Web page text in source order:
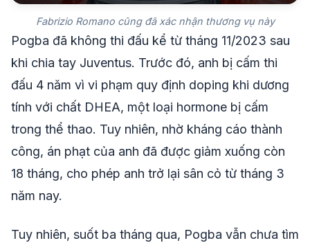
Fabrizio Romano cũng đã xác nhận thương vụ này
Pogba đã không thi đấu kể từ tháng 11/2023 sau
khi chia tay Juventus. Trước đó, anh bị cấm thi
đấu 4 năm vì vi phạm quy định doping khi dương
tính với chất DHEA, một loại hormone bị cấm
trong thể thao. Tuy nhiên, nhờ kháng cáo thành
công, án phạt của anh đã được giảm xuống còn
18 tháng, cho phép anh trở lại sân cỏ từ tháng 3
năm nay.
Tuy nhiên, suốt ba tháng qua, Pogba vẫn chưa tìm